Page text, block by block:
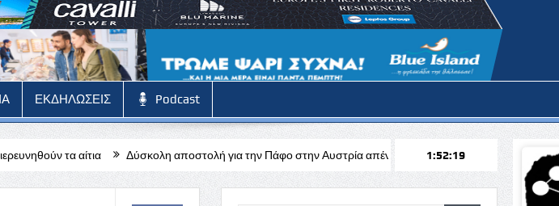
ΕΚΔΗΛΩΣΕΙΣ Podcast
Δύσκολη αποστολή για την Πάφο στην Αυστρία απέναντι στη Σάλτσμπουργκ για το Europa League
1:52:21